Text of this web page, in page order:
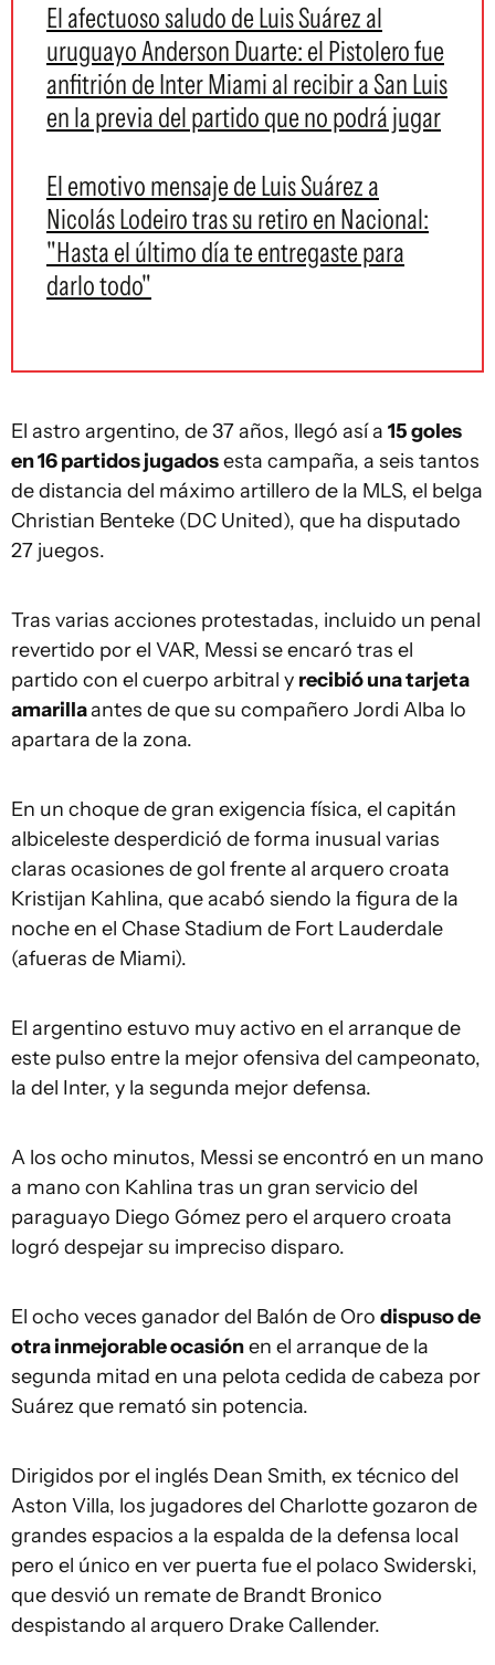
El afectuoso saludo de Luis Suárez al
uruguayo Anderson Duarte: el Pistolero fue
anfitrión de Inter Miami al recibir a San Luis
en la previa del partido que no podrá jugar
El emotivo mensaje de Luis Suárez a
Nicolás Lodeiro tras su retiro en Nacional:
"Hasta el último día te entregaste para
darlo todo"
El astro argentino, de 37 años, llegó así a 15 goles
en 16 partidos jugadosesta campaña, a seis tantos
de distancia del máximo artillero de la MLS, el belga
Christian Benteke (DC United), que ha disputado
27 juegos.
Tras varias acciones protestadas, incluido un penal
revertido por el VAR, Messi se encaró tras el
partido con el cuerpo arbitral y recibió una tarjeta
amarillaantes de que su compañero Jordi Alba lo
apartara de la zona.
En un choque de gran exigencia física, el capitán
albiceleste desperdició de forma inusual varias
claras ocasiones de gol frente al arquero croata
Kristijan Kahlina, que acabó siendo la figura de la
noche en el Chase Stadium de Fort Lauderdale
(afueras de Miami).
El argentino estuvo muy activo en el arranque de
este pulso entre la mejor ofensiva del campeonato,
la del Inter, y la segunda mejor defensa.
A los ocho minutos, Messi se encontró en un mano
a mano con Kahlina tras un gran servicio del
paraguayo Diego Gómez pero el arquero croata
logró despejar su impreciso disparo.
El ocho veces ganador del Balón de Oro dispuso de
otra inmejorable ocasiónen el arranque de la
segunda mitad en una pelota cedida de cabeza por
Suárez que remató sin potencia.
Dirigidos por el inglés Dean Smith, ex técnico del
Aston Villa, los jugadores del Charlotte gozaron de
grandes espacios a la espalda de la defensa local
pero el único en ver puerta fue el polaco Swiderski,
que desvió un remate de Brandt Bronico
despistando al arquero Drake Callender.